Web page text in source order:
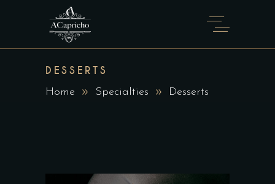
DESSERTS
Home Specialties Desserts